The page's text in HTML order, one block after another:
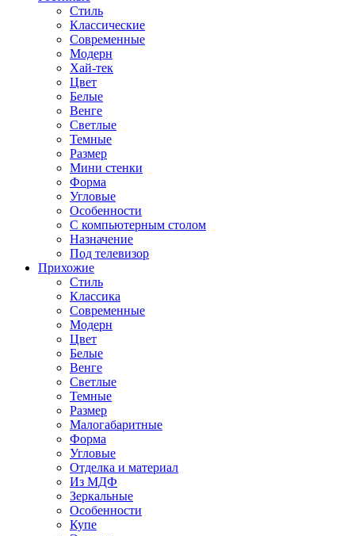
Стиль
Классические
Современные
Модерн
Хай-тек
Цвет
Белые
Венге
Светлые
Темные
Размер
Мини стенки
Форма
Угловые
Особенности
С компьютерным столом
Назначение
Под телевизор
Прихожие
Стиль
Классика
Современные
Модерн
Цвет
Белые
Венге
Светлые
Темные
Размер
Малогабаритные
Форма
Угловые
Отделка и материал
Из МДФ
Зеркальные
Особенности
Купе